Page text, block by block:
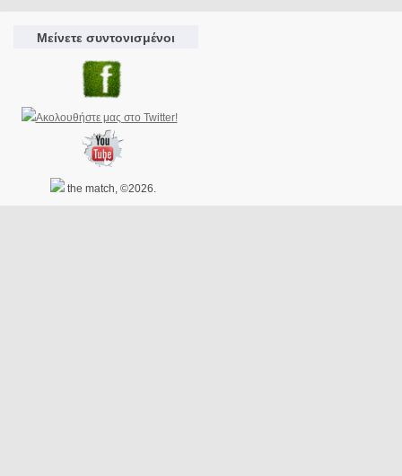
Μείνετε συντονισμένοι
the match, ©2026.